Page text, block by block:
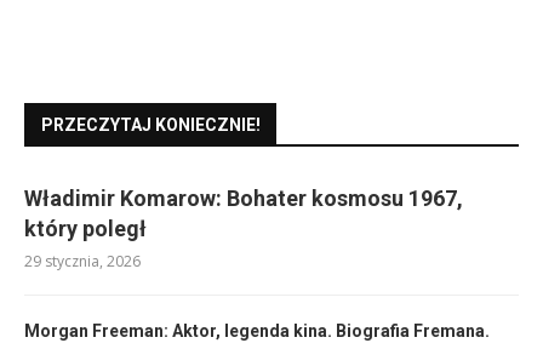
PRZECZYTAJ KONIECZNIE!
Władimir Komarow: Bohater kosmosu 1967,
który poległ
29 stycznia, 2026
Morgan Freeman: Aktor, legenda kina. Biografia Fremana.